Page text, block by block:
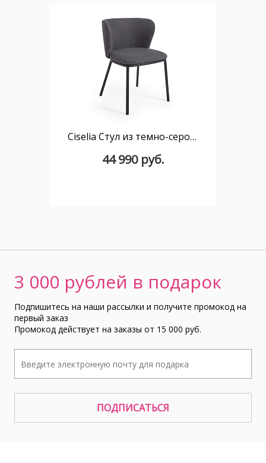
Ciselia Стул из темно-серой синели и черной стали
44 990 руб.
3 000 рублей в подарок
Подпишитесь на наши рассылки и получите промокод на
первый заказ
Промокод действует на заказы от 15 000 руб.
ПОДПИСАТЬСЯ